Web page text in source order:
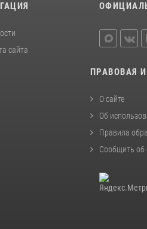
сайта
ПРАВОВАЯ
О сайте
Об
Правила
Сообщить об